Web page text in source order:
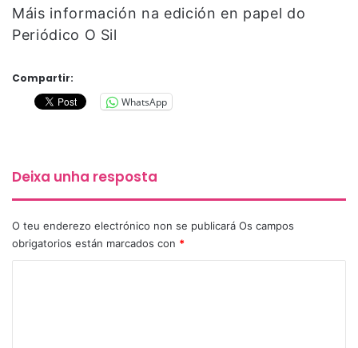
Máis información na edición en papel do
Periódico O Sil
Compartir:
WhatsApp
Deixa unha resposta
O teu enderezo electrónico non se publicará Os campos
obrigatorios están marcados con *